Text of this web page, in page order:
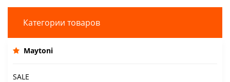
Категории товаров
Maytoni
SALE